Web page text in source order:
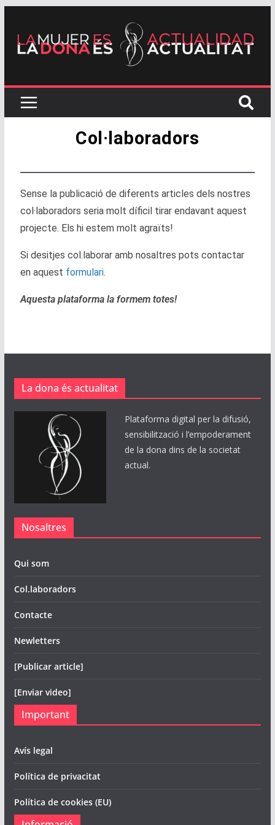
Col·laboradors
Sense la publicació de diferents articles dels nostres
col·laboradors seria molt díficil tirar endavant aquest
projecte. Els hi estem molt agraïts!
Si desitjes col.laborar amb nosaltres pots contactar
en aquest formulari.
Aquesta plataforma la formem totes!
La dona és actualitat
Plataforma digital per la difusió,
sensibilització i l’empoderament
de la dona dins de la societat
actual.
Nosaltres
Qui som
Col.laboradors
Contacte
Newletters
[Publicar article]
[Enviar video]
Important
Avís legal
Política de privacitat
Política de cookies (EU)